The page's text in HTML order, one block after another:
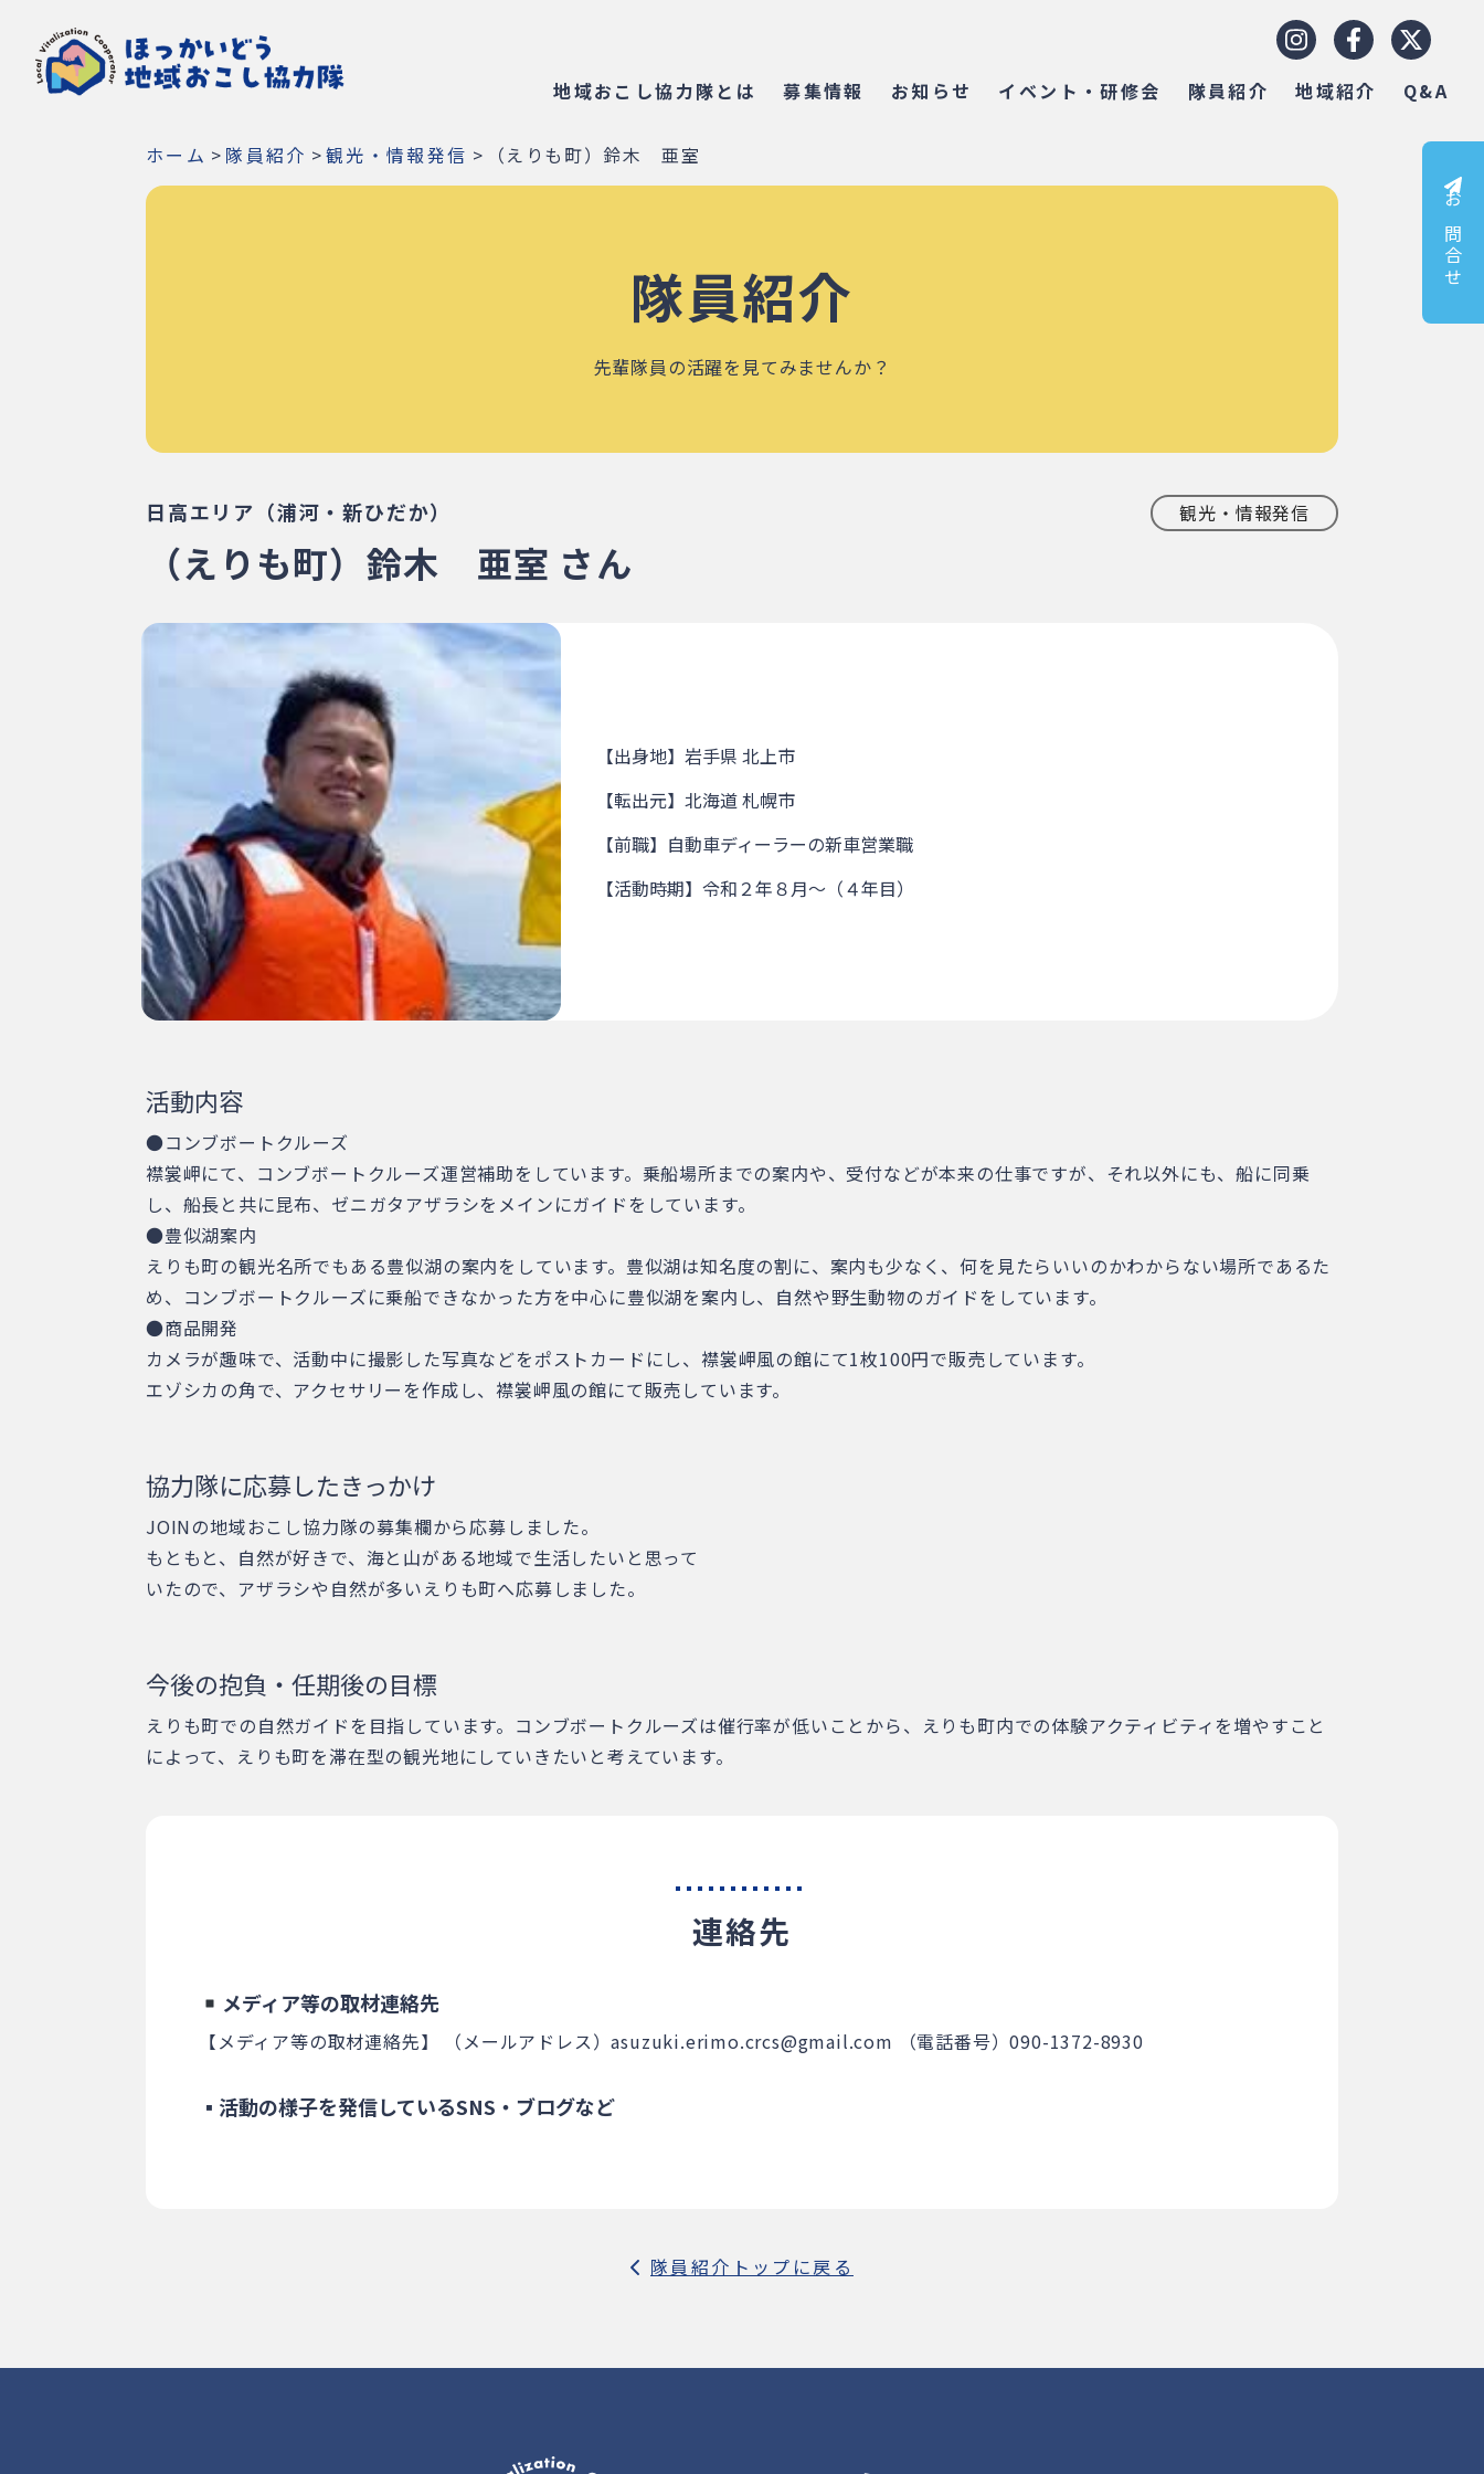
地域おこし協力隊とは 募集情報 お知らせ イベント・研修会 隊員紹介 地域紹介 Q&A
お問合せ
ホーム > 隊員紹介 >観光・情報発信 > （えりも町）鈴木 亜室
隊員紹介
先輩隊員の活躍を見てみませんか？
日高エリア（浦河・新ひだか） 観光・情報発信
（えりも町）鈴木 亜室 さん
【出身地】岩手県 北上市
【転出元】北海道 札幌市
【前職】自動車ディーラーの新車営業職
【活動時期】令和２年８月～（４年目）
活動内容
●コンブボートクルーズ
襟裳岬にて、コンブボートクルーズ運営補助をしています。乗船場所までの案内や、受付などが本来の仕事ですが、それ以外にも、船に同乗
し、船長と共に昆布、ゼニガタアザラシをメインにガイドをしています。
●豊似湖案内
えりも町の観光名所でもある豊似湖の案内をしています。豊似湖は知名度の割に、案内も少なく、何を見たらいいのかわからない場所であるた
め、コンブボートクルーズに乗船できなかった方を中心に豊似湖を案内し、自然や野生動物のガイドをしています。
●商品開発
カメラが趣味で、活動中に撮影した写真などをポストカードにし、襟裳岬風の館にて1枚100円で販売しています。
エゾシカの角で、アクセサリーを作成し、襟裳岬風の館にて販売しています。
協力隊に応募したきっかけ
JOINの地域おこし協力隊の募集欄から応募しました。
もともと、自然が好きで、海と山がある地域で生活したいと思って
いたので、アザラシや自然が多いえりも町へ応募しました。
今後の抱負・任期後の目標
えりも町での自然ガイドを目指しています。コンブボートクルーズは催行率が低いことから、えりも町内での体験アクティビティを増やすこと
によって、えりも町を滞在型の観光地にしていきたいと考えています。
連絡先
メディア等の取材連絡先
【メディア等の取材連絡先】 （メールアドレス）asuzuki.erimo.crcs@gmail.com （電話番号）090-1372-8930
▪活動の様子を発信しているSNS・ブログなど
隊員紹介トップに戻る